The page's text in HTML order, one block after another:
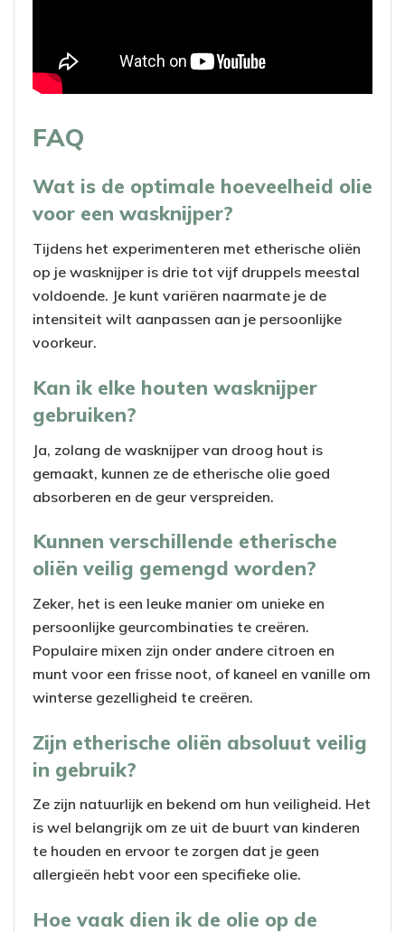
FAQ
Wat is de optimale hoeveelheid olie
voor een wasknijper?
Tijdens het experimenteren met etherische oliën
op je wasknijper is drie tot vijf druppels meestal
voldoende. Je kunt variëren naarmate je de
intensiteit wilt aanpassen aan je persoonlijke
voorkeur.
Kan ik elke houten wasknijper
gebruiken?
Ja, zolang de wasknijper van droog hout is
gemaakt, kunnen ze de etherische olie goed
absorberen en de geur verspreiden.
Kunnen verschillende etherische
oliën veilig gemengd worden?
Zeker, het is een leuke manier om unieke en
persoonlijke geurcombinaties te creëren.
Populaire mixen zijn onder andere citroen en
munt voor een frisse noot, of kaneel en vanille om
winterse gezelligheid te creëren.
Zijn etherische oliën absoluut veilig
in gebruik?
Ze zijn natuurlijk en bekend om hun veiligheid. Het
is wel belangrijk om ze uit de buurt van kinderen
te houden en ervoor te zorgen dat je geen
allergieën hebt voor een specifieke olie.
Hoe vaak dien ik de olie op de